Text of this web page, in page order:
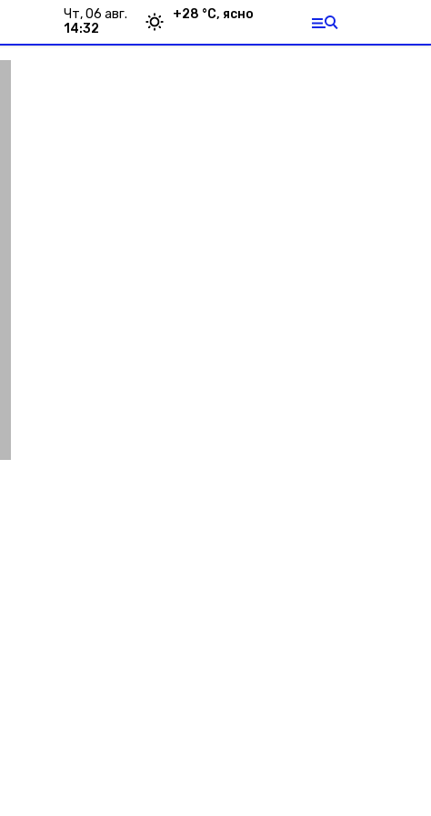
чт, 06 авг.
14:32
+28 °С, ясно